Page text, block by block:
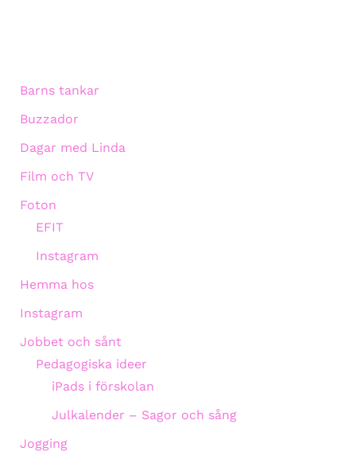
Barns tankar
Buzzador
Dagar med Linda
Film och TV
Foton
EFIT
Instagram
Hemma hos
Instagram
Jobbet och sånt
Pedagogiska ideer
iPads i förskolan
Julkalender – Sagor och sång
Jogging